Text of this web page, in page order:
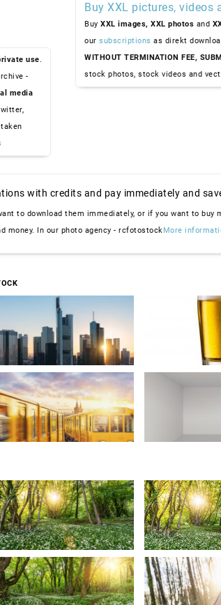
use.
-
media
Buy XXL pictures,
Buy XXL images, XXL photos and
our subscriptions as direkt
WITHOUT TERMINATION FEE,
stock photos, stock videos and
with credits and pay immediately and
to download them immediately, or if you want to buy
money. In our photo agency - rcfotostockMore